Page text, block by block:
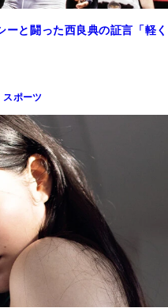
ーと闘った西良典の証言「軽く
スポーツ